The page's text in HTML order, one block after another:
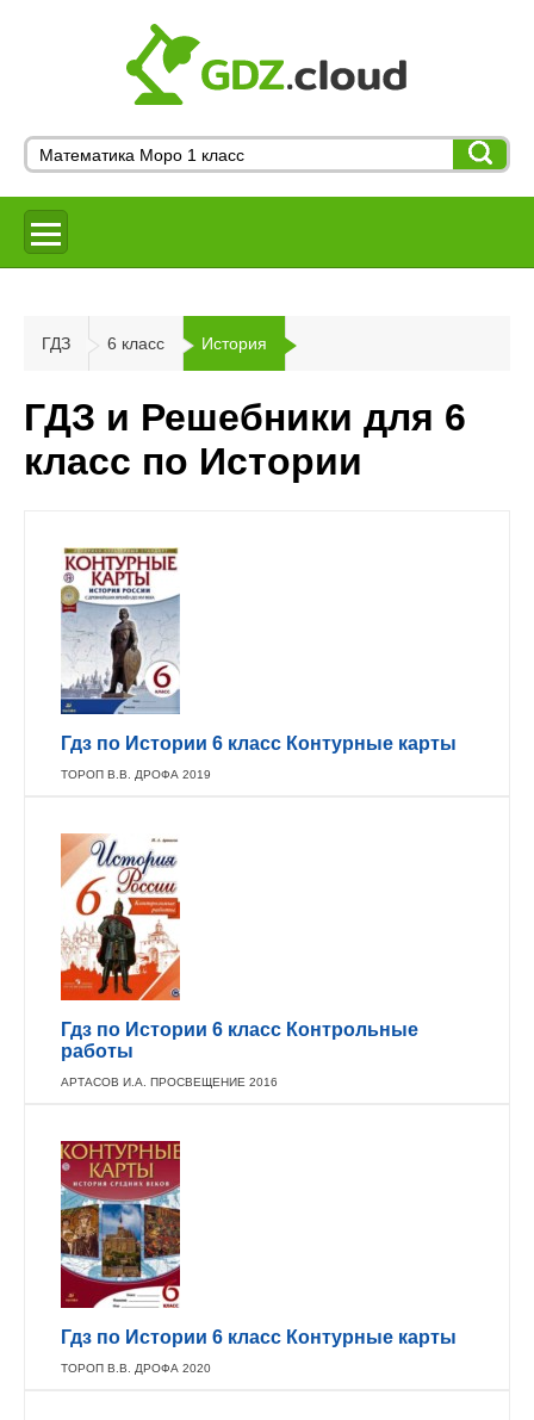
ГДЗ 6 класс История
ГДЗ и Решебники для 6
класс по Истории
Гдз по Истории 6 класс Контурные карты
ТОРОП В.В. ДРОФА 2019
Гдз по Истории 6 класс Контрольные
работы
АРТАСОВ И.А. ПРОСВЕЩЕНИЕ 2016
Гдз по Истории 6 класс Контурные карты
ТОРОП В.В. ДРОФА 2020